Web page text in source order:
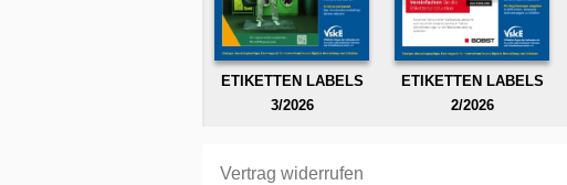
ETIKETTEN LABELS
3/2026
ETIKETTEN LABELS
2/2026
Vertrag widerrufen